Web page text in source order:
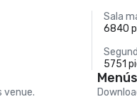
Sala
6840
5751
venue.
Menús